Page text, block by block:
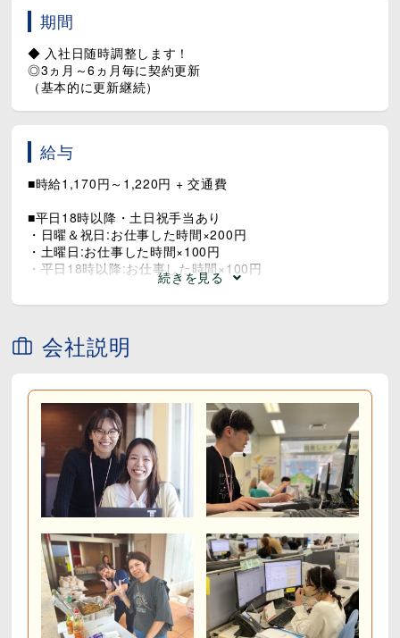
〇 生理休暇
期間
◆ 入社日随時調整します！
◎3ヵ月～6ヵ月毎に契約更新
（基本的に更新継続）
給与
続きを見る
■時給1,170円～1,220円 + 交通費
■平日18時以降・土日祝手当あり
・日曜＆祝日:お仕事した時間×200円
・土曜日:お仕事した時間×100円
・平日18時以降:お仕事した時間×100円
＊通勤費支給（2km以上）
＊評価による半期に1度のインセンティブ支給
＊残業代は1分単位で支給となります
努力が実る職場です！成績優秀な方は
半期に一度の表彰制度あり♪
表彰されると特別賞金も支給されます！
自分のスキルを磨きながら、
頑張りがしっかりと報われる環境です(*^^*)
会社説明